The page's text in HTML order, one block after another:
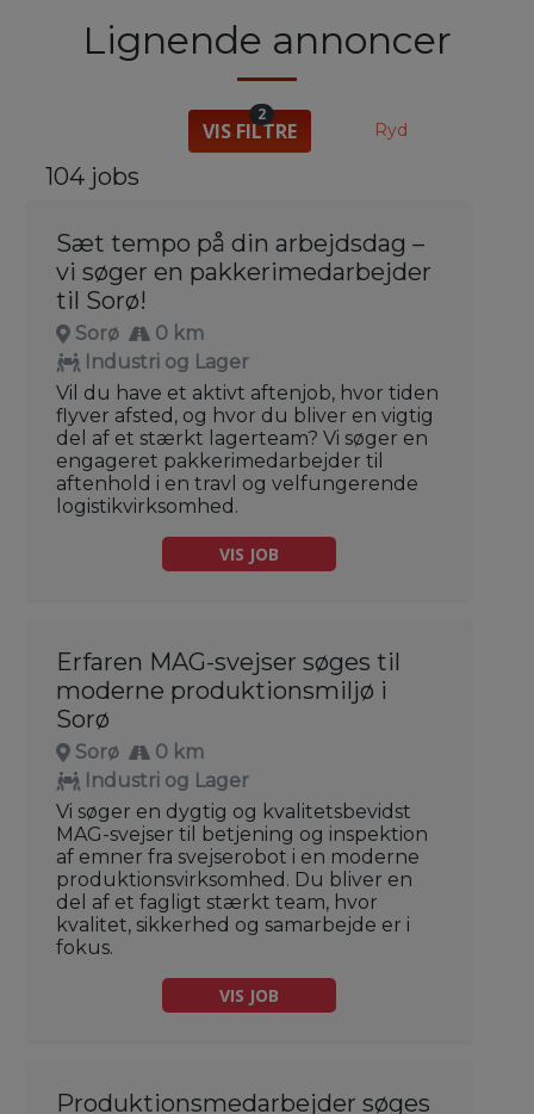
Lignende annoncer
VIS FILTRE
2
Ryd
104 jobs
Sæt tempo på din arbejdsdag –
vi søger en pakkerimedarbejder
til Sorø!
Sorø
0 km
Industri og Lager
Vil du have et aktivt aftenjob, hvor tiden
flyver afsted, og hvor du bliver en vigtig
del af et stærkt lagerteam? Vi søger en
engageret pakkerimedarbejder til
aftenhold i en travl og velfungerende
logistikvirksomhed.
VIS JOB
Erfaren MAG-svejser søges til
moderne produktionsmiljø i
Sorø
Sorø
0 km
Industri og Lager
Vi søger en dygtig og kvalitetsbevidst
MAG-svejser til betjening og inspektion
af emner fra svejserobot i en moderne
produktionsvirksomhed. Du bliver en
del af et fagligt stærkt team, hvor
kvalitet, sikkerhed og samarbejde er i
fokus.
VIS JOB
Produktionsmedarbejder søges